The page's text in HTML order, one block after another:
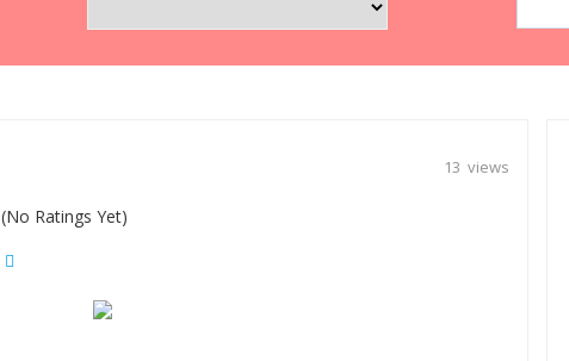
13 views
(No Ratings Yet)